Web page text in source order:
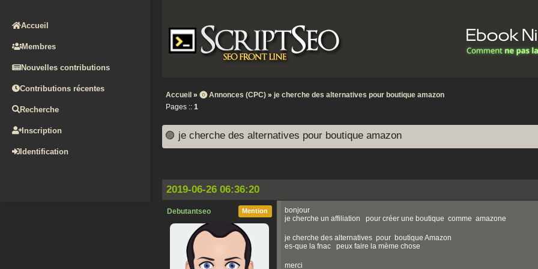
Accueil
Membres
Nouvelles contributions
Contributions récentes
Recherche
Inscription
Identification
Accueil » ⓿ Annonces (CPC) » je cherche des alternatives pour boutique amazon
Pages :: 1
🟣 je cherche des alternatives pour boutique amazon
2019-06-26 06:36:20
Mention
Debutantseo
bonjour
je cherche un affiliation pour créer une boutique comme amazone
je cherche des alternatives pour boutique Amazon
es-que la fnac peux faire la mème chose
merci